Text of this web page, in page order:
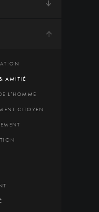
AMITIÉ
L’HOMME
CITOYEN